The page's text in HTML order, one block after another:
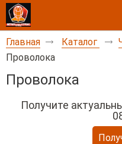
Главная Каталог
Проволока
Проволока
Получите